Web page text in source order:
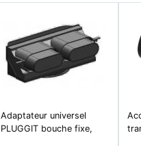
Adaptateur universel
PLUGGIT bouche fixe,